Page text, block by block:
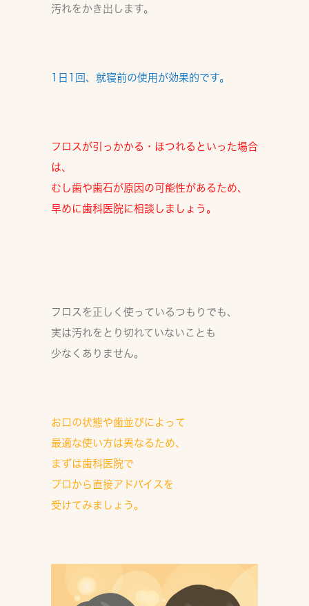
汚れをかき出します。
1日1回、 就寝前の使用が効果的です。
フロスが引っかかる・ほつれるといった場合
は、
むし歯や歯石が原因 の可能性があるため、
早めに歯科医院に相談しましょう。
フロスを正しく使っているつもりでも、
実は汚れをとり切れていない ことも
少なくありません。
お口の状態や歯並びによって
最適な使い方は異なる ため、
まずは歯科医院で
プロから直接アドバイスを
受けてみましょう。